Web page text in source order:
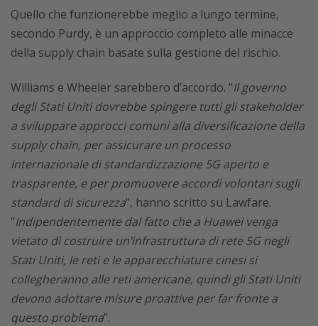
Quello che funzionerebbe meglio a lungo termine,
secondo Purdy, è un approccio completo alle minacce
della supply chain basate sulla gestione del rischio.
Williams e Wheeler sarebbero d’accordo. “Il governo
degli Stati Uniti dovrebbe spingere tutti gli stakeholder
a sviluppare approcci comuni alla diversificazione della
supply chain, per assicurare un processo
internazionale di standardizzazione 5G aperto e
trasparente, e per promuovere accordi volontari sugli
standard di sicurezza”, hanno scritto su Lawfare.
“Indipendentemente dal fatto che a Huawei venga
vietato di costruire un’infrastruttura di rete 5G negli
Stati Uniti, le reti e le apparecchiature cinesi si
collegheranno alle reti americane, quindi gli Stati Uniti
devono adottare misure proattive per far fronte a
questo problema”.